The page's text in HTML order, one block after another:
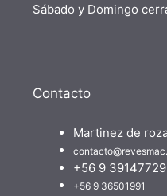
Sábado y Domingo
Contacto
Martinez de
+56 9 39147729
+56 9 36501991